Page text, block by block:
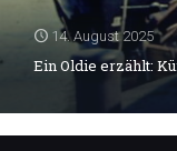
14. August 2025
Ein Oldie erzählt: